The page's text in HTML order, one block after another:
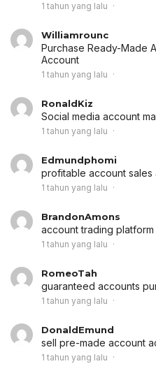
1 tahun yang lalu
Williamrounc
Purchase Ready-Made
Account
1 tahun yang lalu
RonaldKiz
Social media account
1 tahun yang lalu
Edmundphomi
profitable account sales
1 tahun yang lalu
BrandonAmons
account trading platform
1 tahun yang lalu
RomeoTah
guaranteed accounts
1 tahun yang lalu
DonaldEmund
sell pre-made account
1 tahun yang lalu